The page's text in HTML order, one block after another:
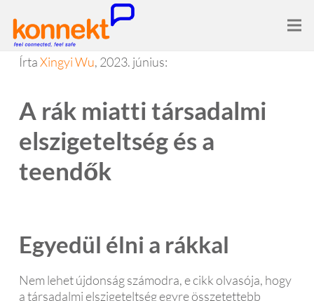
ÍrtaXingyi Wu, 2023. június:
A rák miatti társadalmi
elszigeteltség és a
teendők
Egyedül élni a rákkal
Nem lehet újdonság számodra, e cikk olvasója, hogy
a társadalmi elszigeteltség egyre összetettebb